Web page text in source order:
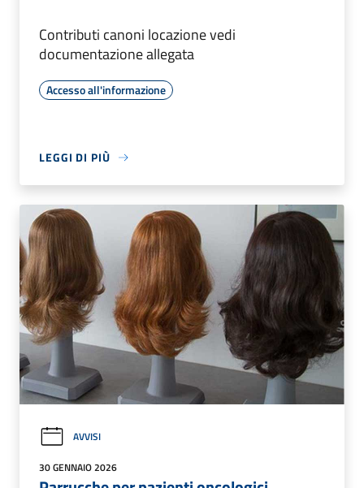
Contributi canoni locazione vedi
documentazione allegata
Accesso all'informazione
LEGGI DI PIÙ
AVVISI
30 GENNAIO 2026